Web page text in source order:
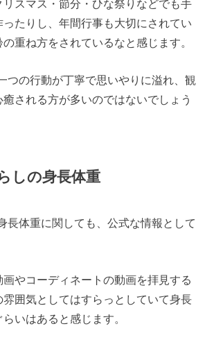
リスマス・節分・ひな祭りなどでも手
たりし、年間行事も大切にされてい
重ね方をされているなと感じます。
つの行動が丁寧で思いやりに溢れ、観
される方が多いのではないでしょう
しの身長体重
長体重に関しても、公式な情報として
やコーディネートの動画を拝見する
雰囲気としてはすらっとしていて身長
いはあると感じます。